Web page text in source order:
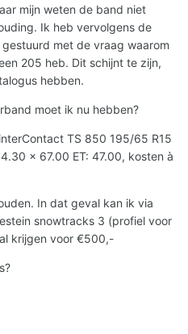
mijn weten de band niet
Ik heb vervolgens de
met de vraag waarom
205 heb. Dit schijnt te zijn,
hebben.
moet ik nu hebben?
TS 850 195/65 R15
x 67.00 ET: 47.00, kosten à
In dat geval kan ik via
snowtracks 3 (profiel voor
krijgen voor €500,-